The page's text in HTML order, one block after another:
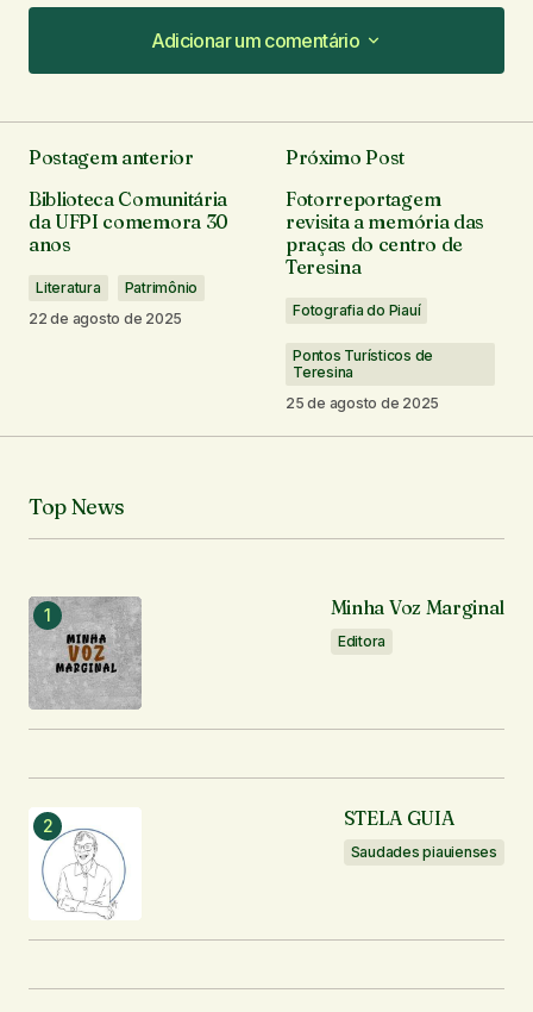
Adicionar um comentário
Adicionar um comentário
O seu endereço de e-mail não será publicado.
Campos obrigatórios são marcados com*
Notifique-me sobre novas publicações por e-mail.
Enviar comentário
Postagem anterior
Biblioteca Comunitária
da UFPI comemora 30
anos
Literatura
Patrimônio
22 de agosto de 2025
Próximo Post
Fotorreportagem
revisita a memória das
praças do centro de
Teresina
Fotografia do Piauí
Pontos Turísticos de
Teresina
25 de agosto de 2025
Top News
Minha Voz Marginal
Editora
STELA GUIA
Saudades piauienses